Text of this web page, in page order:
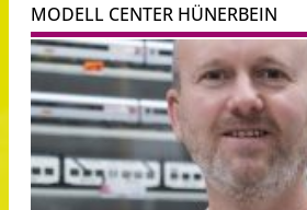
MODELL CENTER HÜNERBEIN